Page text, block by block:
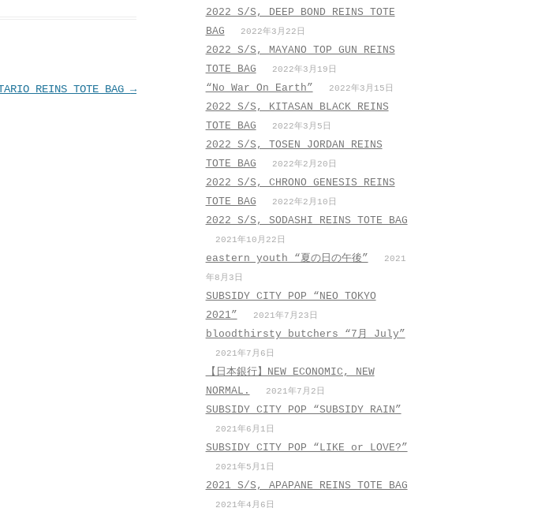
REINS TOTE BAG→
2022 S/S, DEEP BOND REINS TOTE
BAG
2022年3月22日
2022 S/S, MAYANO TOP GUN REINS
TOTE BAG
2022年3月19日
“No War On Earth” 2022年3月15日
2022 S/S, KITASAN BLACK REINS
TOTE BAG
2022年3月5日
2022 S/S, TOSEN JORDAN REINS
TOTE BAG
2022年2月20日
2022 S/S, CHRONO GENESIS REINS
TOTE BAG
2022年2月10日
2022 S/S, SODASHI REINS TOTE BAG
2021年10月22日
eastern youth “夏の日の午後”
2021
年8月3日
SUBSIDY CITY POP “NEO TOKYO
2021”
2021年7月23日
bloodthirsty butchers “7月_July”
2021年7月6日
【日本銀行】NEW ECONOMIC, NEW
NORMAL.
2021年7月2日
SUBSIDY CITY POP “SUBSIDY RAIN”
2021年6月1日
SUBSIDY CITY POP “LIKE or LOVE?”
2021年5月1日
2021 S/S, APAPANE REINS TOTE BAG
2021年4月6日